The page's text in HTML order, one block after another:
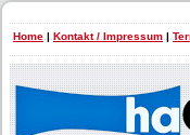
Home | Kontakt / Impressum |